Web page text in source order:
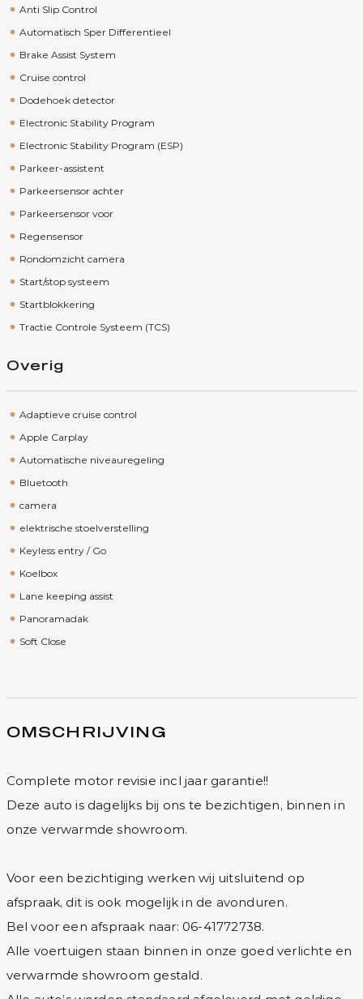
Anti Slip Control
Automatisch Sper Differentieel
Brake Assist System
Cruise control
Dodehoek detector
Electronic Stability Program
Electronic Stability Program (ESP)
Parkeer-assistent
Parkeersensor achter
Parkeersensor voor
Regensensor
Rondomzicht camera
Start/stop systeem
Startblokkering
Tractie Controle Systeem (TCS)
Overig
Adaptieve cruise control
Apple Carplay
Automatische niveauregeling
Bluetooth
camera
elektrische stoelverstelling
Keyless entry / Go
Koelbox
Lane keeping assist
Panoramadak
Soft Close
OMSCHRIJVING
Complete motor revisie incl jaar garantie!!
Deze auto is dagelijks bij ons te bezichtigen, binnen in
onze verwarmde showroom.
Voor een bezichtiging werken wij uitsluitend op
afspraak, dit is ook mogelijk in de avonduren.
Bel voor een afspraak naar: 06-41772738.
Alle voertuigen staan binnen in onze goed verlichte en
verwarmde showroom gestald.